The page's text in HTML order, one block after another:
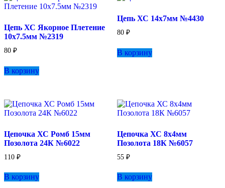
Цепь ХС Якорное Плетение
10х7.5мм №2319
80 ₽
В корзину
Цепь ХС 14х7мм №4430
80 ₽
В корзину
Цепочка ХС Ромб 15мм
Позолота 24К №6022
110 ₽
В корзину
Цепочка ХС 8х4мм
Позолота 18К №6057
55 ₽
В корзину